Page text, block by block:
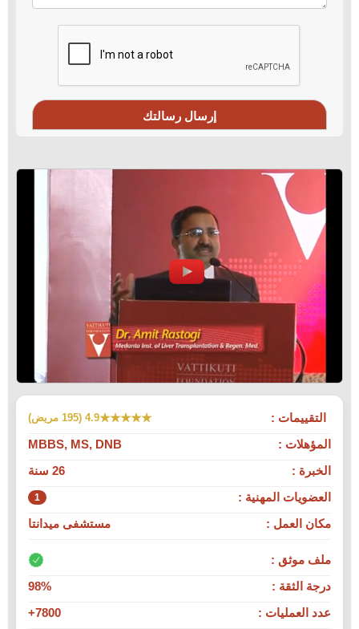
التقييمات : ★★★★★4.9 (195 مريض)
المؤهلات :
MBBS, MS, DNB
الخبرة :
26 سنة
العضويات المهنية :
1
مكان العمل : مستشفى ميدانتا
ملف موثق :
درجة الثقة :
98%
عدد العمليات :
7800+